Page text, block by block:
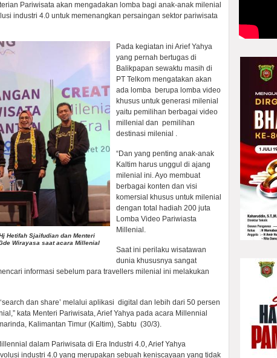
Pariwisata akan mengadakan lomba bagi anak-anak milenial
industri 4.0 untuk memenangkan persaingan sektor pariwisata
Hetifah Sjaifudian dan Menteri
Wirayasa saat acara Millenial
Pada kegiatan ini Arief Yahya
yang pernah bertugas di
Balikpapan sewaktu masih di
PT Telkom mengatakan akan
ada lomba berupa lomba video
khusus untuk generasi milenial
yaitu pemilihan berbagai video
millenial dan pemilihan
destinasi milenial .
“Dan yang penting anak-anak
Kaltim harus unggul di ajang
milenial ini. Ayo membuat
berbagai konten dan visi
komersial khusus untuk milenial
dengan total hadiah 200 juta
Lomba Video Pariwiasta
Millenial.
Saat ini perilaku wisatawan
dunia khususnya sangat
informasi sebelum para travellers milenial ini melakukan
dan share’ melalui aplikasi digital dan lebih dari 50 persen
kata Menteri Pariwisata, Arief Yahya pada acara Millennial
Kalimantan Timur (Kaltim), Sabtu (30/3).
dalam Pariwisata di Era Industri 4.0, Arief Yahya
industri 4.0 yang merupakan sebuah keniscayaan yang tidak